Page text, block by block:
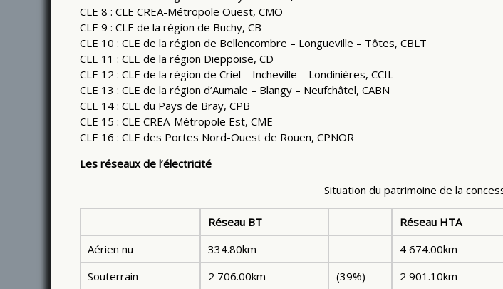
CLE 8 : CLE CREA-Métropole Ouest, CMO
CLE 9 : CLE de la région de Buchy, CB
CLE 10 : CLE de la région de Bellencombre – Longueville – Tôtes, CBLT
CLE 11 : CLE de la région Dieppoise, CD
CLE 12 : CLE de la région de Criel – Incheville – Londinières, CCIL
CLE 13 : CLE de la région d’Aumale – Blangy – Neufchâtel, CABN
CLE 14 : CLE du Pays de Bray, CPB
CLE 15 : CLE CREA-Métropole Est, CME
CLE 16 : CLE des Portes Nord-Ouest de Rouen, CPNOR
Les réseaux de l’électricité
Situation du patrimoine de la
Réseau BT Réseau HTA
Aérien nu
334.80km 4 674.00km
Souterrain
2 706.00km (39%) 2 901.10km